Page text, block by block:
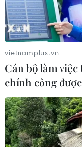
#Giá vàng #tỷ
TP. Hà Nội
Theo dõi
vietnamplus.vn
Cán bộ làm
chính công